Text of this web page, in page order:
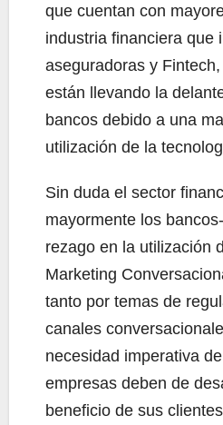
que cuentan con
industria financiera que
aseguradoras y
están llevando la
bancos debido a una
utilización de la
Sin duda el sector
mayormente los
rezago en la utilización
Marketing
tanto por temas de
canales
necesidad imperativa
empresas deben de
beneficio de sus